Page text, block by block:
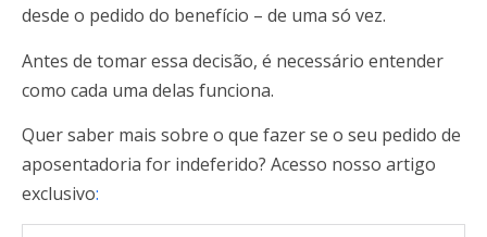
desde o pedido do benefício – de uma só vez.
Antes de tomar essa decisão, é necessário entender
como cada uma delas funciona.
Quer saber mais sobre o que fazer se o seu pedido de
aposentadoria for indeferido? Acesso nosso artigo
exclusivo: